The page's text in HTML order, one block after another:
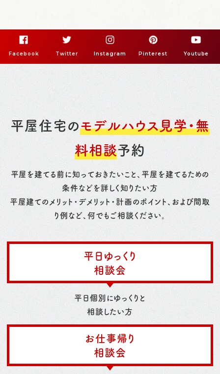
Facebook Twitter Instagram Pinterest Youtube
平屋住宅のモデルハウス見学・無
料相談予約
平屋を建てる前に知っておきたいこと、平屋を建てるための
条件などを詳しく知りたい方
平屋建てのメリット・デメリット・計画のポイント、および間取
り例など、何でもご相談ください。
平日ゆっくり
相談会
平日個別にゆっくりと
相談したい方
お仕事帰り
相談会